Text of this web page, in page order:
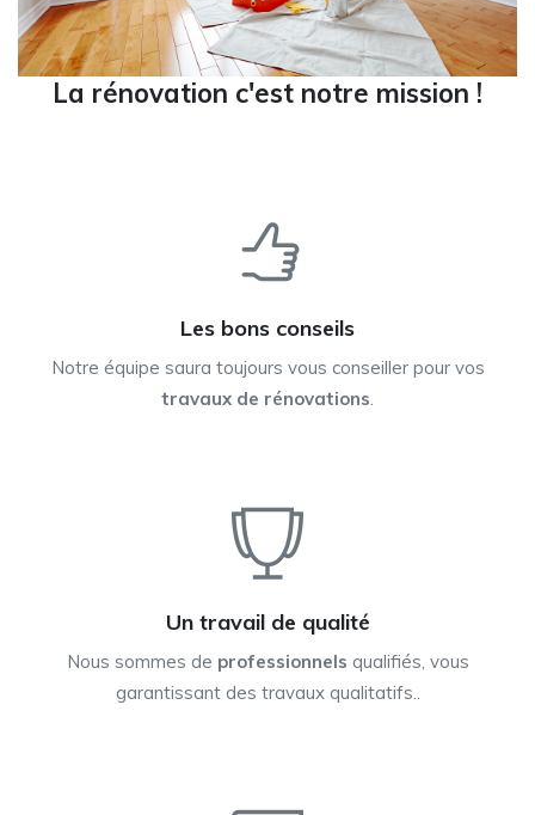
La rénovation c'est notre mission !
Les bons conseils
Notre équipe saura toujours vous conseiller pour vos
travaux de rénovations
Un travail de qualité
Nous sommes de professionnels qualifiés, vous
garantissant des travaux qualitatifs..